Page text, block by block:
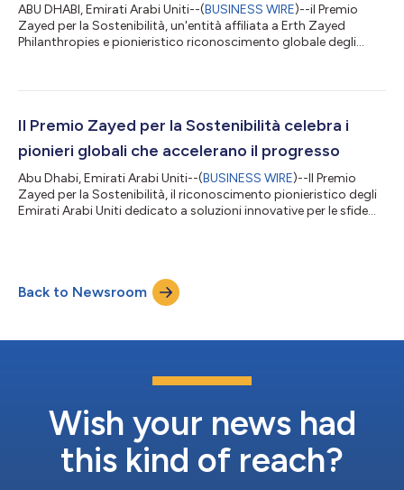
ABU DHABI, Emirati Arabi Uniti--(BUSINESS WIRE)--il Premio
Zayed per la Sostenibilità, un'entità affiliata a Erth Zayed
Philanthropies e pionieristico riconoscimento globale degli
avanti la visione e l'eredità del padre fondatore degli Emirati
coloro che promuovono un mondo più inclusivo e sostenibile....
Il Premio Zayed per la Sostenibilità celebra i
pionieri globali che accelerano il progresso
Abu Dhabi, Emirati Arabi Uniti--(BUSINESS WIRE)--Il Premio
Zayed per la Sostenibilità, il riconoscimento pionieristico degli
Emirati Arabi Uniti dedicato a soluzioni innovative per le sfide
corso di una cerimonia tenutasi durante l’Abu Dhabi
Sustainability Week (ADSW) e alla presenza di Capi di Stato,
Back to Newsroom
Wish your news had
this kind of reach?